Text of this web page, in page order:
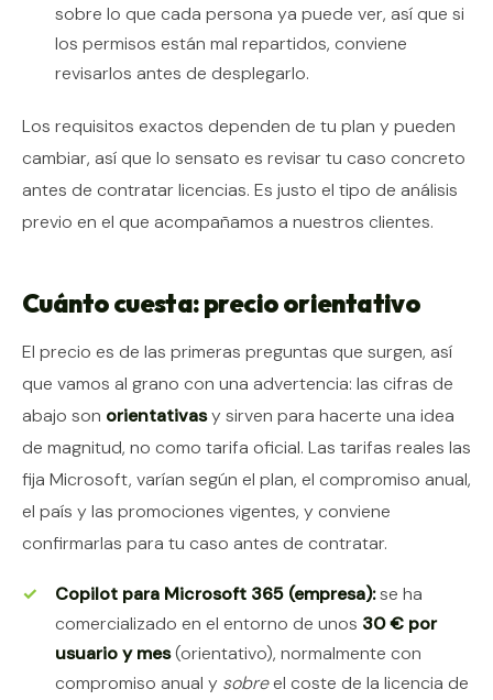
sobre lo que cada persona ya puede ver, así que si
los permisos están mal repartidos, conviene
revisarlos antes de desplegarlo.
Los requisitos exactos dependen de tu plan y pueden
cambiar, así que lo sensato es revisar tu caso concreto
antes de contratar licencias. Es justo el tipo de análisis
previo en el que acompañamos a nuestros clientes.
Cuánto cuesta: precio orientativo
El precio es de las primeras preguntas que surgen, así
que vamos al grano con una advertencia: las cifras de
abajo son orientativasy sirven para hacerte una idea
de magnitud, no como tarifa oficial. Las tarifas reales las
fija Microsoft, varían según el plan, el compromiso anual,
el país y las promociones vigentes, y conviene
confirmarlas para tu caso antes de contratar.
Copilot para Microsoft 365 (empresa):se ha
comercializado en el entorno de unos 30 € por
usuario y mes(orientativo), normalmente con
compromiso anual y sobreel coste de la licencia de